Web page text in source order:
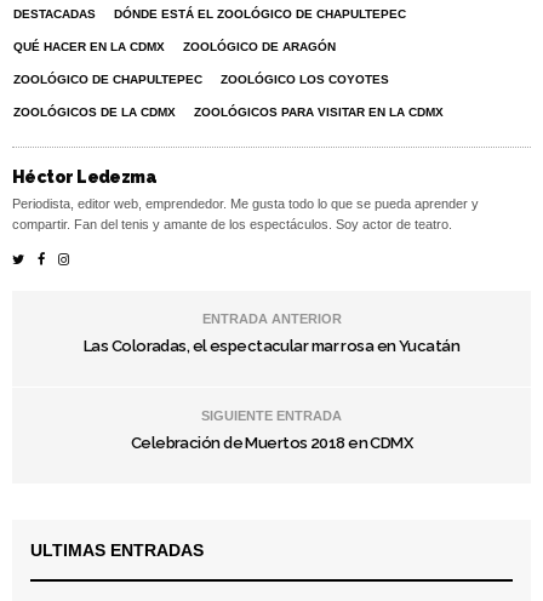
DESTACADAS DÓNDE ESTÁ EL ZOOLÓGICO DE CHAPULTEPEC
QUÉ HACER EN LA CDMX ZOOLÓGICO DE ARAGÓN
ZOOLÓGICO DE CHAPULTEPEC ZOOLÓGICO LOS COYOTES
ZOOLÓGICOS DE LA CDMX ZOOLÓGICOS PARA VISITAR EN LA CDMX
Héctor Ledezma
Periodista, editor web, emprendedor. Me gusta todo lo que se pueda aprender y
compartir. Fan del tenis y amante de los espectáculos. Soy actor de teatro.
ENTRADA ANTERIOR
Las Coloradas, el espectacular mar rosa en Yucatán
SIGUIENTE ENTRADA
Celebración de Muertos 2018 en CDMX
ULTIMAS ENTRADAS